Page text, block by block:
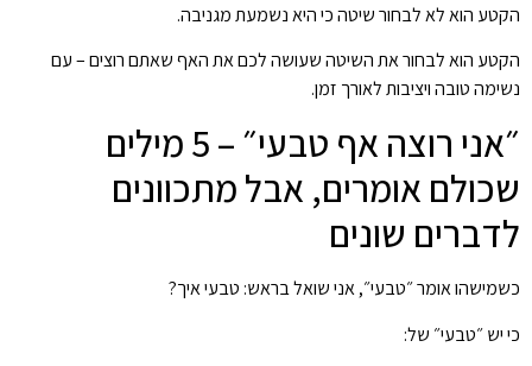
הקטע הוא לא לבחור שיטה כי היא נשמעת מגניבה.
הקטע הוא לבחור את השיטה שעושה לכם את האף שאתם רוצים – עם
נשימה טובה ויציבות לאורך זמן.
״אני רוצה אף טבעי״ – 5 מילים
שכולם אומרים, אבל מתכוונים
לדברים שונים
כשמישהו אומר ״טבעי״, אני שואל בראש: טבעי איך?
כי יש ״טבעי״ של: